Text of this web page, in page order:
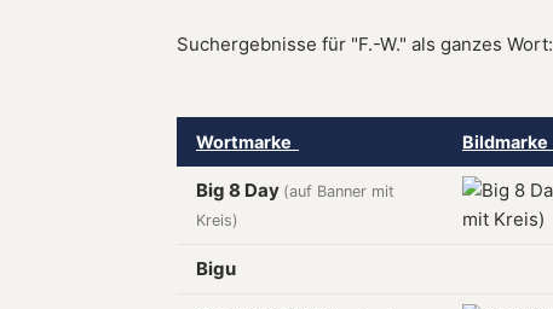
Suchergebnisse für "F.-W." als ganzes Wort:
Wortmarke Bildmarke
Big 8 Day (auf Banner mit
Kreis)
Bigu